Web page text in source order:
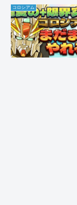
コロシアム